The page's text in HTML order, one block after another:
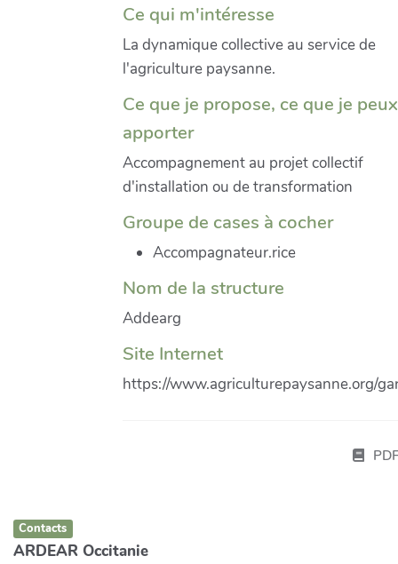
Ce qui m'intéresse
La dynamique collective au service de
l'agriculture paysanne.
Ce que je propose, ce que je peux
apporter
Accompagnement au projet collectif
d'installation ou de transformation
Groupe de cases à cocher
Accompagnateur.rice
Nom de la structure
Addearg
Site Internet
https://www.agriculturepaysanne.org/
Contacts
ARDEAR Occitanie